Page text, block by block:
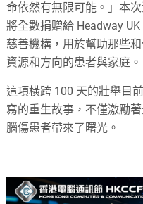
命依然有無限可能。」本
將全數捐贈給 Headway
慈善機構，用於幫助那些
資源和方向的患者與家庭。
這項橫跨 100 天的壯舉目
寫的重生故事，不僅激勵
腦傷患者帶來了曙光。